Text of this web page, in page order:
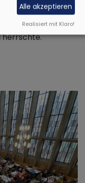
und einen guten
ist und
herrschte.
Alle akzeptieren
Realisiert mit Klaro!